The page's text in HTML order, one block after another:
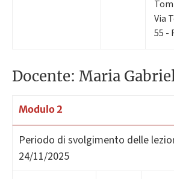
Via
55 -
Docente: Maria
Modulo 2
Periodo di svolgimento delle
24/11/2025